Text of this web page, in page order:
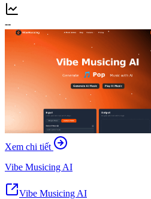
--
Xem chi tiết
Vibe Musicing AI
Vibe Musicing AI